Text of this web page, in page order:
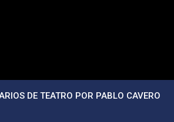
DE TEATRO POR PABLO CAVERO